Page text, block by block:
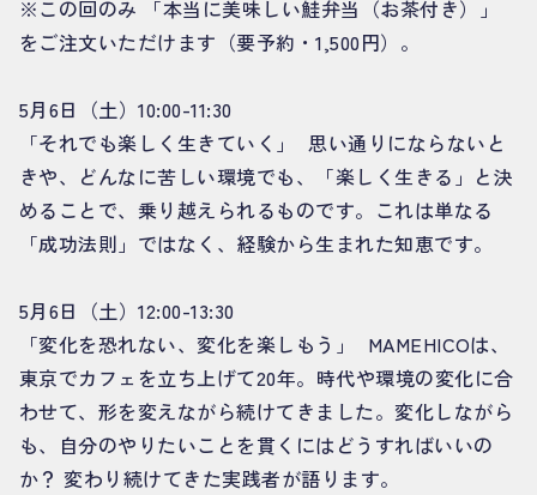
※この回のみ 「本当に美味しい鮭弁当（お茶付き）」
をご注文いただけます（要予約・1,500円）。
5月6日（土）10:00-11:30
「それでも楽しく生きていく」 思い通りにならないと
きや、どんなに苦しい環境でも、「楽しく生きる」と決
めることで、乗り越えられるものです。これは単なる
「成功法則」ではなく、経験から生まれた知恵です。
5月6日（土）12:00-13:30
「変化を恐れない、変化を楽しもう」 MAMEHICOは、
東京でカフェを立ち上げて20年。時代や環境の変化に合
わせて、形を変えながら続けてきました。変化しながら
も、自分のやりたいことを貫くにはどうすればいいの
か？ 変わり続けてきた実践者が語ります。